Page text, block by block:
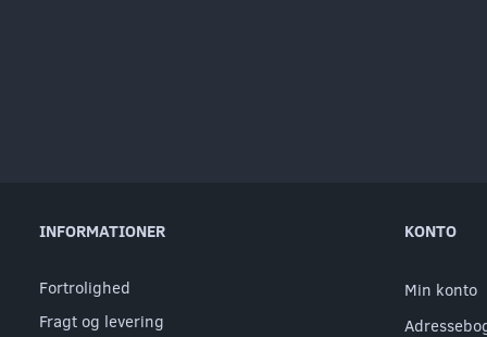
INFORMATIONER
Fortrolighed
Fragt og levering
KONTO
Min konto